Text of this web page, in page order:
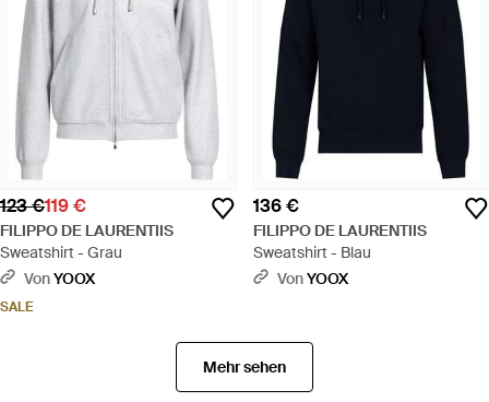
123 €119 €
FILIPPO DE LAURENTIIS
Sweatshirt - Grau
VonYOOX
SALE
136 €
FILIPPO DE LAURENTIIS
Sweatshirt - Blau
VonYOOX
Mehr sehen